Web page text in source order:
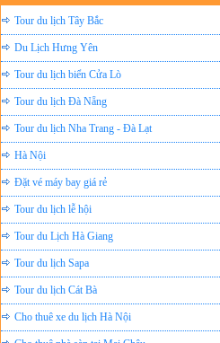
Du Lịch Hưng Yên
Tour du lịch biển Cửa Lò
Tour du lịch Đà Nẵng
Tour du lịch Nha Trang - Đà Lạt
Hà Nội
Đặt vé máy bay giá rẻ
Tour du lịch lễ hội
Tour du Lịch Hà Giang
Tour du lịch Sapa
Tour du lịch Cát Bà
Cho thuê xe du lịch Hà Nội
Cho thuê nhà sàn tại Mai Châu